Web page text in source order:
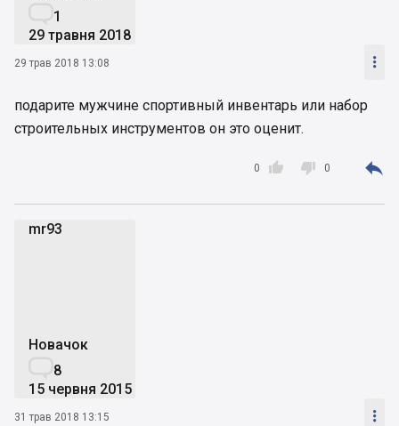
1
29 травня 2018
29 трав 2018 13:08 
подарите мужчине спортивный инвентарь или набор
строительных инструментов он это оценит.

0  0 
mr93
Новачок
8
15 червня 2015
31 трав 2018 13:15 